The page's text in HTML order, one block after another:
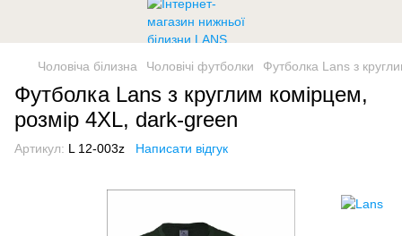
Чоловіча білизна Чоловічі футболки Футболка Lans з
Футболка Lans з круглим комірцем,
розмір 4XL, dark-green
Артикул: L 12-003z Написати відгук